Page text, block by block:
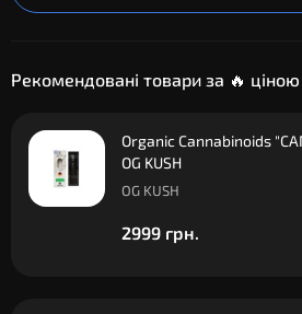
Рекомендовані товари за 🔥 ціною
Organic Cannabinoids
OG KUSH
OG KUSH
2999 грн.